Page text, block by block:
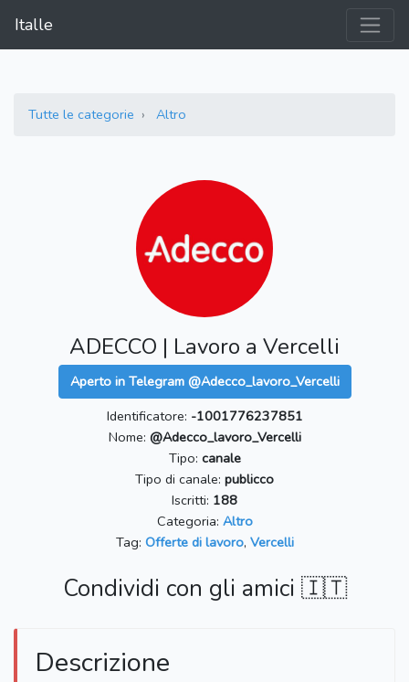
Italle
Tutte le categorie Altro
ADECCO | Lavoro a Vercelli
Aperto in Telegram @Adecco_lavoro_Vercelli
Identificatore: -1001776237851
Nome: @Adecco_lavoro_Vercelli
Tipo: canale
Tipo di canale: publicco
Iscritti: 188
Categoria: Altro
Tag: Offerte di lavoro, Vercelli
Condividi con gli amici 🇮🇹
Descrizione